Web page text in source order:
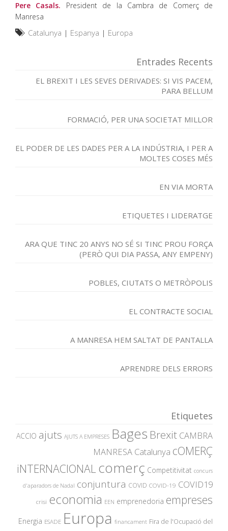
Pere Casals. President de la Cambra de Comerç de
Manresa
Catalunya | Espanya | Europa
Entrades Recents
EL BREXIT I LES SEVES DERIVADES: SI VIS PACEM,
PARA BELLUM
FORMACIÓ, PER UNA SOCIETAT MILLOR
EL PODER DE LES DADES PER A LA INDÚSTRIA, I PER A
MOLTES COSES MÉS
EN VIA MORTA
ETIQUETES I LIDERATGE
ARA QUE TINC 20 ANYS NO SÉ SI TINC PROU FORÇA
(PERÒ QUI DIA PASSA, ANY EMPENY)
POBLES, CIUTATS O METRÒPOLIS
EL CONTRACTE SOCIAL
A MANRESA HEM SALTAT DE PANTALLA
APRENDRE DELS ERRORS
Etiquetes
ACCIO ajuts AJUTS A EMPRESES Bages Brexit CAMBRA
MANRESA Catalunya cOMERÇ
iNTERNACIONAL comerç Competitivitat concurs
d'aparadors de Nadal conjuntura COVID COVID-19 COVID19
crisi economia EEN emprenedoria empreses
Energia ESADE Europa financament Fira de l'Ocupació del